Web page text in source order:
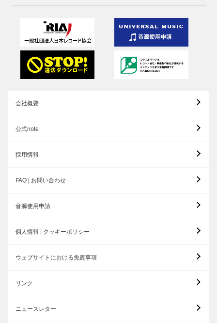
会社概要
公式note
採用情報
FAQ | お問い合わせ
音源使用申請
個人情報 | クッキーポリシー
ウェブサイトにおける免責事項
リンク
ニュースレター